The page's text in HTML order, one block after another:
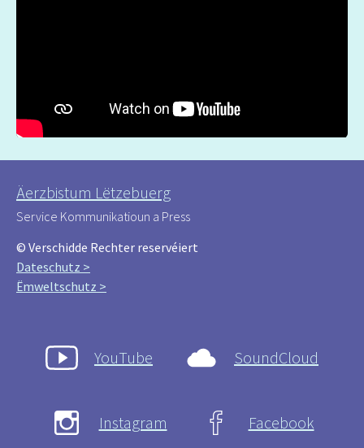
Äerzbistum Lëtzebuerg
Service Kommunikatioun a Press
© Verschidde Rechter reservéiert
Dateschutz >
Ëmweltschutz >
YouTube SoundCloud
Instagram Facebook